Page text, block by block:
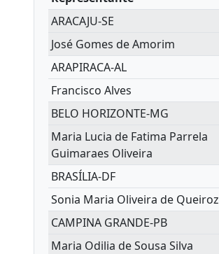
ARACAJU-SE
José Gomes de Amorim
ARAPIRACA-AL
Francisco Alves
BELO HORIZONTE-MG
Maria Lucia de Fatima Parrela
Guimaraes Oliveira
BRASÍLIA-DF
Sonia Maria Oliveira de Queiroz
CAMPINA GRANDE-PB
Maria Odilia de Sousa Silva